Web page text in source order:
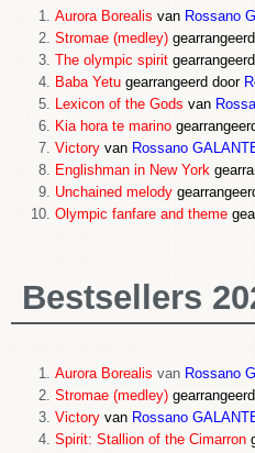
Aurora Borealis van Rossano
Stromae (medley)
The olympic spirit
Baba Yetu gearrangeerd door
Lexicon of the Gods van
Kia hora te marino
Victory van Rossano GALANT
Englishman in New York
Unchained melody
Olympic fanfare and theme
Bestsellers
Aurora Borealis van Rossano
Stromae (medley)
Victory van Rossano
Spirit: Stallion of the Cimarron